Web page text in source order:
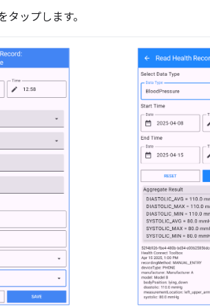
ップします。